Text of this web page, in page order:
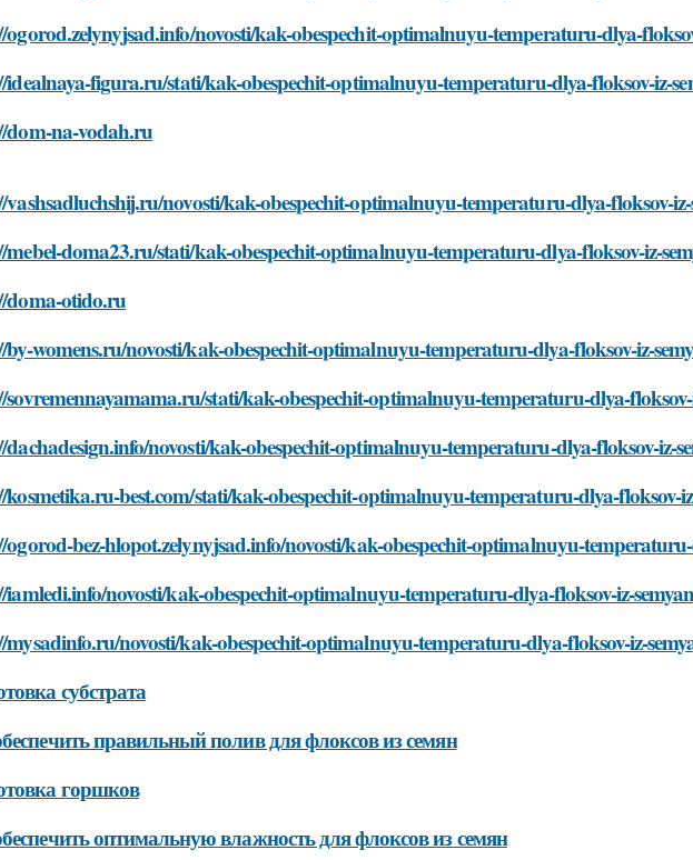
ogorod.zelynyjsad.info/novosti/kak-obespechit-optimalnuyu-temperaturu-dlya-
idealnaya-figura.ru/stati/kak-obespechit-optimalnuyu-temperaturu-dlya-floksov-iz-
dom-na-vodah.ru
vashsadluchshij.ru/novosti/kak-obespechit-optimalnuyu-temperaturu-dlya-floksov-
mebel-doma23.ru/stati/kak-obespechit-optimalnuyu-temperaturu-dlya-floksov-iz-
doma-otido.ru
by-womens.ru/novosti/kak-obespechit-optimalnuyu-temperaturu-dlya-floksov-iz-
sovremennayamama.ru/stati/kak-obespechit-optimalnuyu-temperaturu-dlya-
dachadesign.info/novosti/kak-obespechit-optimalnuyu-temperaturu-dlya-floksov-iz-
kosmetika.ru-best.com/stati/kak-obespechit-optimalnuyu-temperaturu-dlya-floksov-
ogorod-bez-hlopot.zelynyjsad.info/novosti/kak-obespechit-optimalnuyu-
iamledi.info/novosti/kak-obespechit-optimalnuyu-temperaturu-dlya-floksov-iz-
mysadinfo.ru/novosti/kak-obespechit-optimalnuyu-temperaturu-dlya-floksov-iz-
субстрата
правильный полив для флоксов из семян
горшков
оптимальную влажность для флоксов из семян